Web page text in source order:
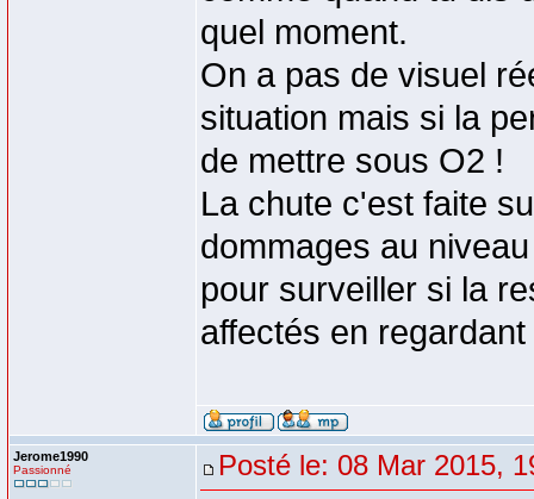
quel moment.
On a pas de visuel
situation mais si la
de mettre sous O2 !
La chute c'est faite
dommages au
pour surveiller si la
affectés en
Jerome1990
Passionné Posté le: 08 Mar 2015,